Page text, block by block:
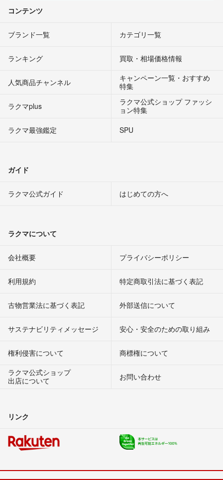
コンテンツ
ブランド一覧 カテゴリ一覧
ランキング 買取・相場価格情報
人気商品チャンネル
キャンペーン一覧・おすすめ
特集
ラクマplus
ラクマ公式ショップ ファッシ
ョン特集
ラクマ最強鑑定
SPU
ガイド
ラクマ公式ガイド はじめての方へ
ラクマについて
会社概要 プライバシーポリシー
利用規約 特定商取引法に基づく表記
古物営業法に基づく表記 外部送信について
サステナビリティメッセージ 安心・安全のための取り組み
権利侵害について
商標権について
ラクマ公式ショップ
出店について
お問い合わせ
リンク